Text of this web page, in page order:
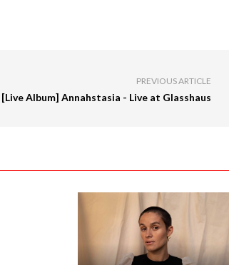
PREVIOUS ARTICLE
[Live Album] Annahstasia - Live at Glasshaus